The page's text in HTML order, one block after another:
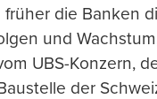
früher die Banken
und
UBS-Konzern,
der